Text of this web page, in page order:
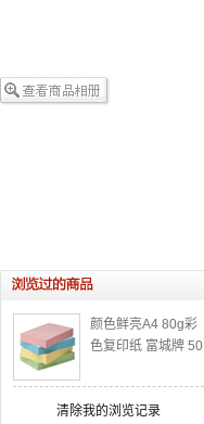
颜色鲜亮A4 80g彩
色复印纸 富城牌 50
米黄浅绿
清除我的浏览记录